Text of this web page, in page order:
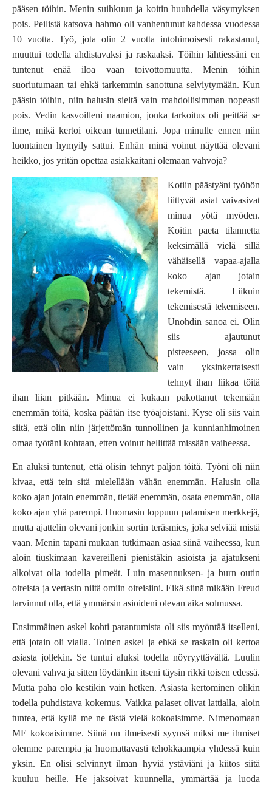
pääsen töihin. Menin suihkuun ja koitin huuhdella väsymyksen
pois. Peilistä katsova hahmo oli vanhentunut kahdessa vuodessa
10 vuotta. Työ, jota olin 2 vuotta intohimoisesti rakastanut,
muuttui todella ahdistavaksi ja raskaaksi. Töihin lähtiessäni en
tuntenut enää iloa vaan toivottomuutta. Menin töihin
suoriutumaan tai ehkä tarkemmin sanottuna selviytymään. Kun
pääsin töihin, niin halusin sieltä vain mahdollisimman nopeasti
pois. Vedin kasvoilleni naamion, jonka tarkoitus oli peittää se
ilme, mikä kertoi oikean tunnetilani. Jopa minulle ennen niin
luontainen hymyily sattui. Enhän minä voinut näyttää olevani
heikko, jos yritän opettaa asiakkaitani olemaan vahvoja?
Kotiin päästyäni työhön
liittyvät asiat vaivasivat
minua yötä myöden.
Koitin paeta tilannetta
keksimällä vielä sillä
vähäisellä vapaa-ajalla
koko ajan jotain
tekemistä. Liikuin
tekemisestä tekemiseen.
Unohdin sanoa ei. Olin
siis ajautunut
pisteeseen, jossa olin
vain yksinkertaisesti
tehnyt ihan liikaa töitä
ihan liian pitkään. Minua ei kukaan pakottanut tekemään
enemmän töitä, koska päätän itse työajoistani. Kyse oli siis vain
siitä, että olin niin järjettömän tunnollinen ja kunnianhimoinen
omaa työtäni kohtaan, etten voinut hellittää missään vaiheessa.
En aluksi tuntenut, että olisin tehnyt paljon töitä. Työni oli niin
kivaa, että tein sitä mielellään vähän enemmän. Halusin olla
koko ajan jotain enemmän, tietää enemmän, osata enemmän, olla
koko ajan yhä parempi. Huomasin loppuun palamisen merkkejä,
mutta ajattelin olevani jonkin sortin teräsmies, joka selviää mistä
vaan. Menin tapani mukaan tutkimaan asiaa siinä vaiheessa, kun
aloin tiuskimaan kavereilleni pienistäkin asioista ja ajatukseni
alkoivat olla todella pimeät. Luin masennuksen- ja burn outin
oireista ja vertasin niitä omiin oireisiini. Eikä siinä mikään Freud
tarvinnut olla, että ymmärsin asioideni olevan aika solmussa.
Ensimmäinen askel kohti parantumista oli siis myöntää itselleni,
että jotain oli vialla. Toinen askel ja ehkä se raskain oli kertoa
asiasta jollekin. Se tuntui aluksi todella nöyryyttävältä. Luulin
olevani vahva ja sitten löydänkin itseni täysin rikki toisen edessä.
Mutta paha olo kestikin vain hetken. Asiasta kertominen olikin
todella puhdistava kokemus. Vaikka palaset olivat lattialla, aloin
tuntea, että kyllä me ne tästä vielä kokoaisimme. Nimenomaan
ME kokoaisimme. Siinä on ilmeisesti syynsä miksi me ihmiset
olemme parempia ja huomattavasti tehokkaampia yhdessä kuin
yksin. En olisi selvinnyt ilman hyviä ystäviäni ja kiitos siitä
kuuluu heille. He jaksoivat kuunnella, ymmärtää ja luoda